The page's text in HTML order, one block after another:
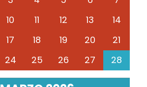
10 11 12 13
14
17 18 19 20
21
24 25 26 27 28